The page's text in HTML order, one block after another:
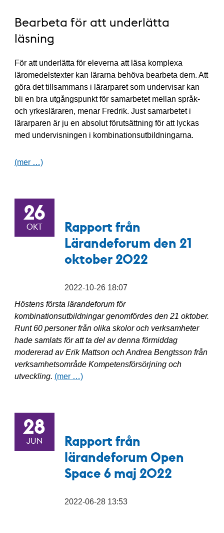
Bearbeta för att underlätta
läsning
För att underlätta för eleverna att läsa komplexa
läromedelstexter kan lärarna behöva bearbeta dem. Att
göra det tillsammans i lärarparet som undervisar kan
bli en bra utgångspunkt för samarbetet mellan språk-
och yrkesläraren, menar Fredrik. Just samarbetet i
lärarparen är ju en absolut förutsättning för att lyckas
med undervisningen i kombinationsutbildningarna.
(mer …)
26
OKT
Rapport från
Lärandeforum den 21
oktober 2022
2022-10-26 18:07
Höstens första lärandeforum för
kombinationsutbildningar genomfördes den 21 oktober.
Runt 60 personer från olika skolor och verksamheter
hade samlats för att ta del av denna förmiddag
modererad av Erik Mattson och Andrea Bengtsson från
verksamhetsområde Kompetensförsörjning och
utveckling. (mer …)
28
JUN
Rapport från
lärandeforum Open
Space 6 maj 2022
2022-06-28 13:53